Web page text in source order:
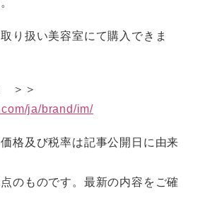
り扱い美容室にて購入できま
＞＞
ja/brand/im/
格及び税率は記事公開日に由来
のものです。最新の内容をご確